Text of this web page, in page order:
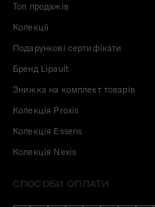
Топ продажів
Колекції
Подарункові сертифікати
Бренд Lipault
Знижка на комплект товарів
Колекція Proxis
Колекція Essens
Колекція Nexis
СПОСОБИ ОПЛАТИ